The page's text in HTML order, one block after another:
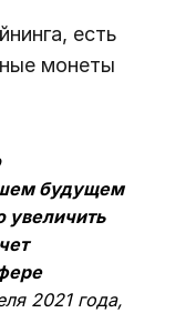
есть
монеты
будущем
увеличить
2021 года,